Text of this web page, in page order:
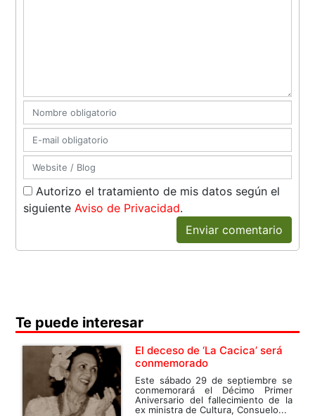
Autorizo el tratamiento de mis datos según el
siguiente Aviso de Privacidad.
Enviar comentario
Te puede interesar
El deceso de ‘La Cacica’ será
conmemorado
Este sábado 29 de septiembre se
conmemorará el Décimo Primer
Aniversario del fallecimiento de la
ex ministra de Cultura, Consuelo...